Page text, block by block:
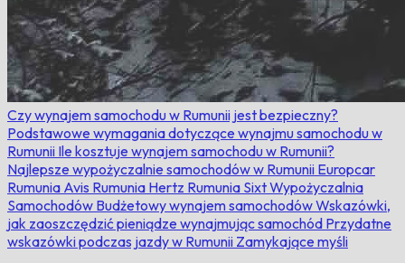
Czy wynajem samochodu w Rumunii jest bezpieczny?
Podstawowe wymagania dotyczące wynajmu samochodu w
Rumunii Ile kosztuje wynajem samochodu w Rumunii?
Najlepsze wypożyczalnie samochodów w Rumunii Europcar
Rumunia Avis Rumunia Hertz Rumunia Sixt Wypożyczalnia
Samochodów Budżetowy wynajem samochodówWskazówki,
jak zaoszczędzić pieniądze wynajmując samochód Przydatne
wskazówki podczas jazdy w Rumunii Zamykające myśli